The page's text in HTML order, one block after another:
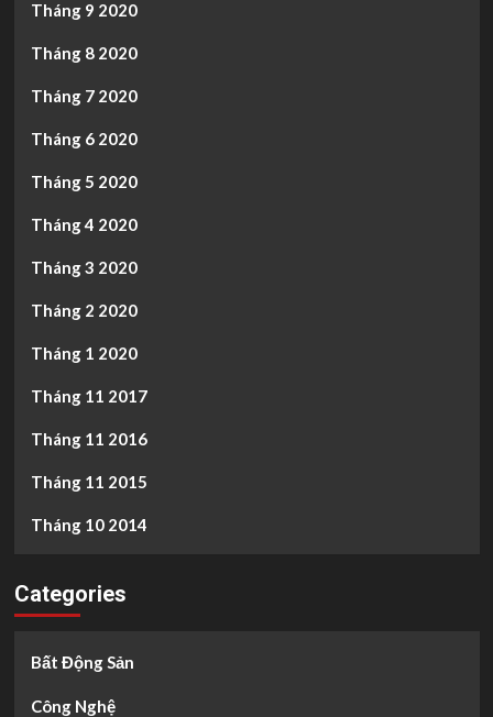
Tháng 9 2020
Tháng 8 2020
Tháng 7 2020
Tháng 6 2020
Tháng 5 2020
Tháng 4 2020
Tháng 3 2020
Tháng 2 2020
Tháng 1 2020
Tháng 11 2017
Tháng 11 2016
Tháng 11 2015
Tháng 10 2014
Categories
Bất Động Sản
Công Nghệ